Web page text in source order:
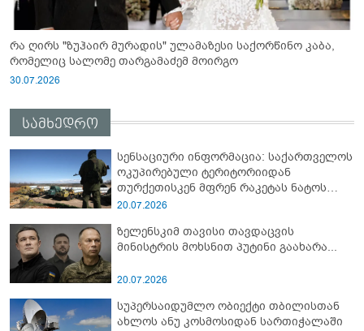
რა ღირს "ზუჰაირ მურადის" ულამაზესი საქორწინო კაბა,
რომელიც სალომე თარგამაძემ მოირგო
30.07.2026
სამხედრო
სენსაციური ინფორმაცია: საქართველოს
ოკუპირებული ტერიტორიიდან
თურქეთისკენ მფრენ რაკეტას ნატოს
სამიტი კინაღამ ჩაუშლია
20.07.2026
ზელენსკიმ თავისი თავდაცვის
მინისტრის მოხსნით პუტინი გაახარა...
20.07.2026
სუპერსაიდუმლო ობიექტი თბილისთან
ახლოს ანუ კოსმოსიდან სართიჭალაში